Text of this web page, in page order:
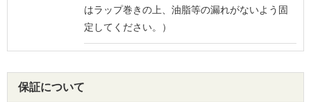
はラップ巻きの上、油脂等の漏れがないよう固
定してください。）
保証について